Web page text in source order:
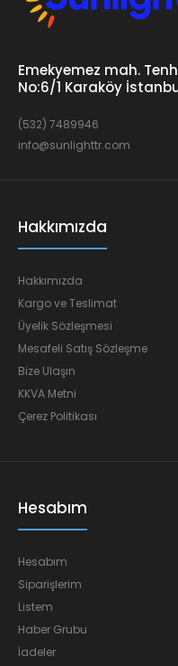
Emekyemez mah.
No:6/1 Karaköy
(532) 7489946
info@sunlighttr.com
Hakkımızda
Hakkımızda
Kargo ve Teslimat
Üyelik Sözleşmesi
Mesafeli Satış Sözleşme
Bize Ulaşın
KKVA Metni
Çerez Politikası
Hesabım
Hesabım
Siparişlerim
Listem
Haber Grubu
İadeler